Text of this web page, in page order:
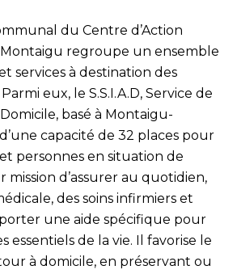
du Centre d’Action
Montaigu regroupe un ensemble
services à destination des
eux, le S.S.I.A.D, Service de
basé à Montaigu-
capacité de 32 places pour
personnes en situation de
mission d’assurer au quotidien,
des soins infirmiers et
une aide spécifique pour
essentiels de la vie. Il favorise le
à domicile, en préservant ou